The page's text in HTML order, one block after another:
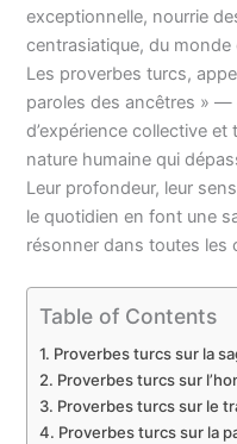
exceptionnelle, nourrie
centrasiatique, du
Les proverbes turcs,
paroles des ancêtres »
d’expérience collective
nature humaine qui
Leur profondeur, leur
le quotidien en font une
résonner dans toutes les
Table of Contents
Proverbes turcs sur la
Proverbes turcs sur
Proverbes turcs sur le
Proverbes turcs sur la